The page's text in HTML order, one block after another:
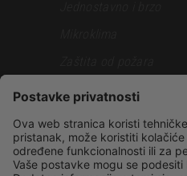
Otpornost pri zemljotresu
Siva faza
Samostalna gradnja